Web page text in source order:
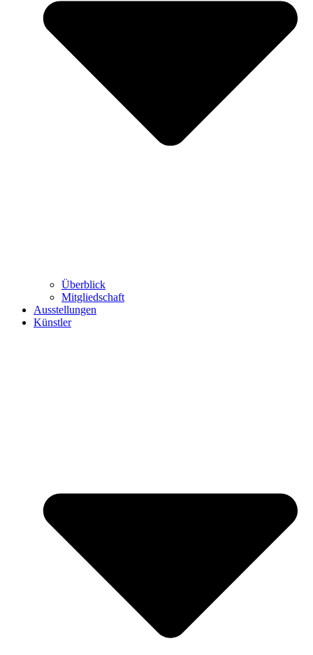
Überblick
Mitgliedschaft
Ausstellungen
Künstler